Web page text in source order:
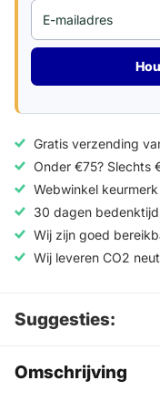
Gratis verzending
Onder €75? Slechts
Webwinkel keurmerk
30 dagen bedenktijd
Wij zijn goed
Wij leveren CO2
Suggesties:
Omschrijving